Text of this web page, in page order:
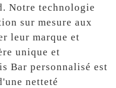
Notre technologie
sur mesure aux
leur marque et
unique et
Bar personnalisé est
netteté